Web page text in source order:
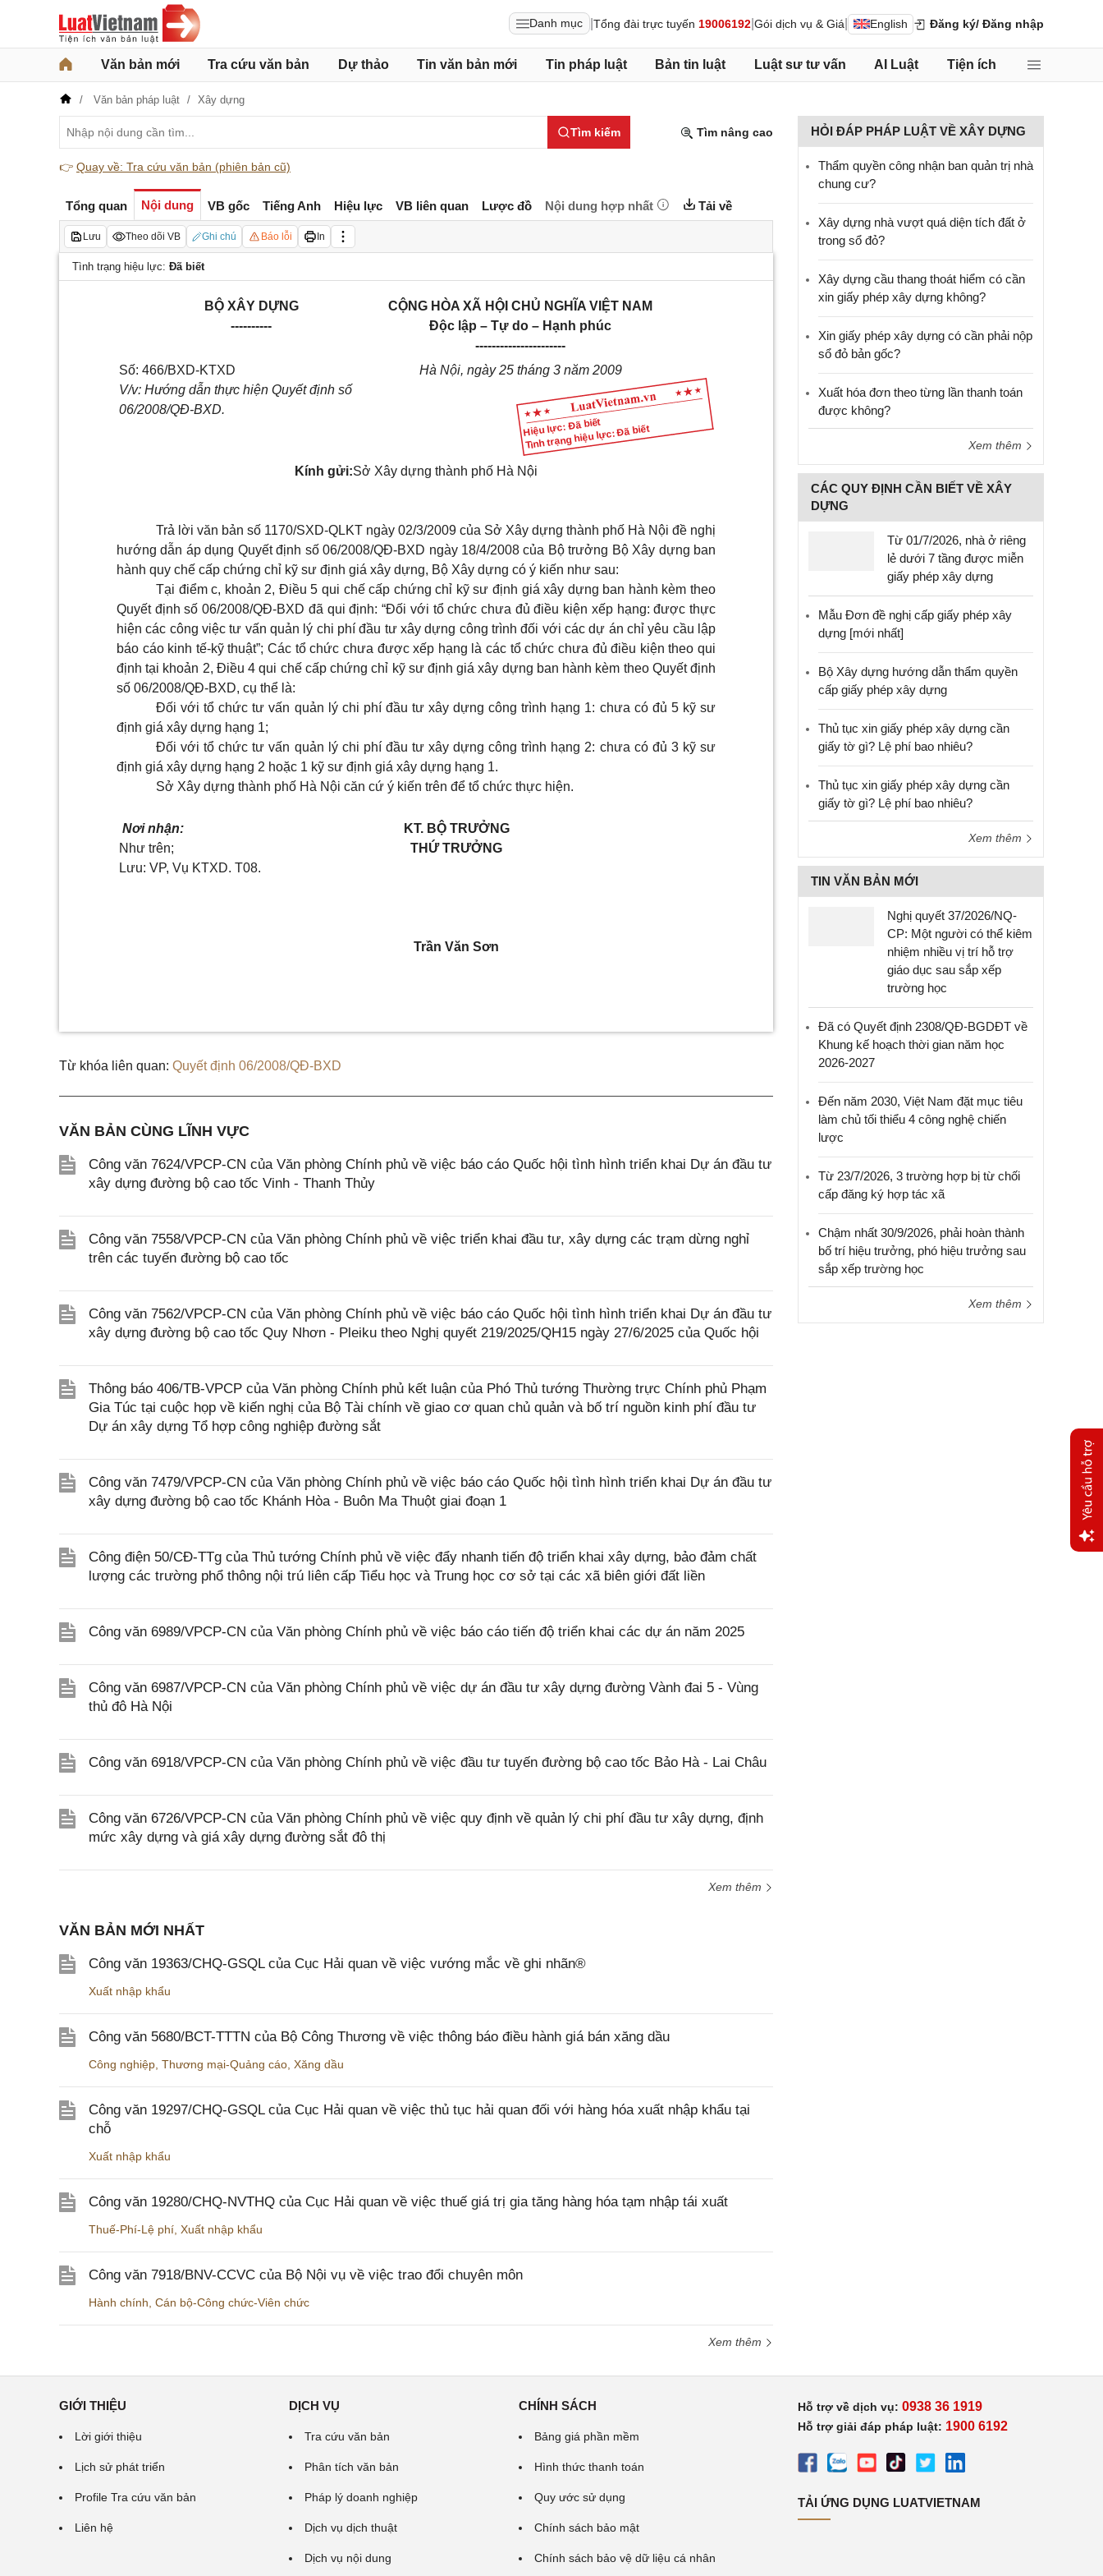
Danh mục Tổng đài trực tuyến 19006192 Gói dịch vụ & Giá English Đăng ký/ Đăng nhập
Văn bản mới Tra cứu văn bản Dự thảo Tin văn bản mới Tin pháp luật Bản tin luật Luật sư tư vấn AI Luật Tiện ích
Văn bản pháp luật Xây dựng
Tìm kiếm Tìm nâng cao
👉 Quay về: Tra cứu văn bản (phiên bản cũ)
Tổng quan Nội dung VB gốc Tiếng Anh Hiệu lực VB liên quan Lược đồ Nội dung hợp nhất Tải về
Lưu Theo dõi VB Ghi chú Báo lỗi In
Tình trạng hiệu lực: Đã biết
Hiệu lực: Đã biết
Tình trạng hiệu lực: Đã biết
BỘ XÂY DỰNG
----------
CỘNG HÒA XÃ HỘI CHỦ NGHĨA VIỆT NAM
Độc lập – Tự do – Hạnh phúc
----------------------
Số: 466/BXD-KTXD
V/v: Hướng dẫn thực hiện Quyết định số
06/2008/QĐ-BXD.
Hà Nội, ngày 25 tháng 3 năm 2009
Kính gửi:Sở Xây dựng thành phố Hà Nội
Trả lời văn bản số 1170/SXD-QLKT ngày 02/3/2009 của Sở Xây dựng thành phố Hà Nội đề nghị
hướng dẫn áp dụng Quyết định số 06/2008/QĐ-BXD ngày 18/4/2008 của Bộ trưởng Bộ Xây dựng ban
hành quy chế cấp chứng chỉ kỹ sư định giá xây dựng, Bộ Xây dựng có ý kiến như sau:
Tại điểm c, khoản 2, Điều 5 qui chế cấp chứng chỉ kỹ sư định giá xây dựng ban hành kèm theo
Quyết định số 06/2008/QĐ-BXD đã qui định: “Đối với tổ chức chưa đủ điều kiện xếp hạng: được thực
hiện các công việc tư vấn quản lý chi phí đầu tư xây dựng công trình đối với các dự án chỉ yêu cầu lập
báo cáo kinh tế-kỹ thuật”; Các tổ chức chưa được xếp hạng là các tổ chức chưa đủ điều kiện theo qui
định tại khoản 2, Điều 4 qui chế cấp chứng chỉ kỹ sư định giá xây dựng ban hành kèm theo Quyết định
số 06/2008/QĐ-BXD, cụ thể là:
Đối với tổ chức tư vấn quản lý chi phí đầu tư xây dựng công trình hạng 1: chưa có đủ 5 kỹ sư
định giá xây dựng hạng 1;
Đối với tổ chức tư vấn quản lý chi phí đầu tư xây dựng công trình hạng 2: chưa có đủ 3 kỹ sư
định giá xây dựng hạng 2 hoặc 1 kỹ sư định giá xây dựng hạng 1.
Sở Xây dựng thành phố Hà Nội căn cứ ý kiến trên để tổ chức thực hiện.
Nơi nhận:
Như trên;
Lưu: VP, Vụ KTXD. T08.
KT. BỘ TRƯỞNG
THỨ TRƯỞNG
Trần Văn Sơn
Từ khóa liên quan: Quyết định 06/2008/QĐ-BXD
VĂN BẢN CÙNG LĨNH VỰC
Công văn 7624/VPCP-CN của Văn phòng Chính phủ về việc báo cáo Quốc hội tình hình triển khai Dự án đầu tư
xây dựng đường bộ cao tốc Vinh - Thanh Thủy
Công văn 7558/VPCP-CN của Văn phòng Chính phủ về việc triển khai đầu tư, xây dựng các trạm dừng nghỉ
trên các tuyến đường bộ cao tốc
Công văn 7562/VPCP-CN của Văn phòng Chính phủ về việc báo cáo Quốc hội tình hình triển khai Dự án đầu tư
xây dựng đường bộ cao tốc Quy Nhơn - Pleiku theo Nghị quyết 219/2025/QH15 ngày 27/6/2025 của Quốc hội
Thông báo 406/TB-VPCP của Văn phòng Chính phủ kết luận của Phó Thủ tướng Thường trực Chính phủ Phạm
Gia Túc tại cuộc họp về kiến nghị của Bộ Tài chính về giao cơ quan chủ quản và bố trí nguồn kinh phí đầu tư
Dự án xây dựng Tổ hợp công nghiệp đường sắt
Công văn 7479/VPCP-CN của Văn phòng Chính phủ về việc báo cáo Quốc hội tình hình triển khai Dự án đầu tư
xây dựng đường bộ cao tốc Khánh Hòa - Buôn Ma Thuột giai đoạn 1
Công điện 50/CĐ-TTg của Thủ tướng Chính phủ về việc đẩy nhanh tiến độ triển khai xây dựng, bảo đảm chất
lượng các trường phổ thông nội trú liên cấp Tiểu học và Trung học cơ sở tại các xã biên giới đất liền
Công văn 6989/VPCP-CN của Văn phòng Chính phủ về việc báo cáo tiến độ triển khai các dự án năm 2025
Công văn 6987/VPCP-CN của Văn phòng Chính phủ về việc dự án đầu tư xây dựng đường Vành đai 5 - Vùng
thủ đô Hà Nội
Công văn 6918/VPCP-CN của Văn phòng Chính phủ về việc đầu tư tuyến đường bộ cao tốc Bảo Hà - Lai Châu
Công văn 6726/VPCP-CN của Văn phòng Chính phủ về việc quy định về quản lý chi phí đầu tư xây dựng, định
mức xây dựng và giá xây dựng đường sắt đô thị
Xem thêm
VĂN BẢN MỚI NHẤT
Công văn 19363/CHQ-GSQL của Cục Hải quan về việc vướng mắc về ghi nhãn®
Xuất nhập khẩu
Công văn 5680/BCT-TTTN của Bộ Công Thương về việc thông báo điều hành giá bán xăng dầu
Công nghiệp Thương mại-Quảng cáo Xăng dầu
Công văn 19297/CHQ-GSQL của Cục Hải quan về việc thủ tục hải quan đối với hàng hóa xuất nhập khẩu tại
chỗ
Xuất nhập khẩu
Công văn 19280/CHQ-NVTHQ của Cục Hải quan về việc thuế giá trị gia tăng hàng hóa tạm nhập tái xuất
Thuế-Phí-Lệ phí Xuất nhập khẩu
Công văn 7918/BNV-CCVC của Bộ Nội vụ về việc trao đổi chuyên môn
Hành chính Cán bộ-Công chức-Viên chức
Xem thêm
HỎI ĐÁP PHÁP LUẬT VỀ XÂY DỰNG
Thẩm quyền công nhận ban quản trị nhà
chung cư?
Xây dựng nhà vượt quá diện tích đất ở
trong sổ đỏ?
Xây dựng cầu thang thoát hiểm có cần
xin giấy phép xây dựng không?
Xin giấy phép xây dựng có cần phải nộp
sổ đỏ bản gốc?
Xuất hóa đơn theo từng lần thanh toán
được không?
Xem thêm
CÁC QUY ĐỊNH CẦN BIẾT VỀ XÂY
DỰNG
Từ 01/7/2026, nhà ở riêng
lẻ dưới 7 tầng được miễn
giấy phép xây dựng
Mẫu Đơn đề nghị cấp giấy phép xây
dựng [mới nhất]
Bộ Xây dựng hướng dẫn thẩm quyền
cấp giấy phép xây dựng
Thủ tục xin giấy phép xây dựng cần
giấy tờ gì? Lệ phí bao nhiêu?
Thủ tục xin giấy phép xây dựng cần
giấy tờ gì? Lệ phí bao nhiêu?
Xem thêm
TIN VĂN BẢN MỚI
Nghị quyết 37/2026/NQ-
CP: Một người có thể kiêm
nhiệm nhiều vị trí hỗ trợ
giáo dục sau sắp xếp
trường học
Đã có Quyết định 2308/QĐ-BGDĐT về
Khung kế hoạch thời gian năm học
2026-2027
Đến năm 2030, Việt Nam đặt mục tiêu
làm chủ tối thiểu 4 công nghệ chiến
lược
Từ 23/7/2026, 3 trường hợp bị từ chối
cấp đăng ký hợp tác xã
Chậm nhất 30/9/2026, phải hoàn thành
bố trí hiệu trưởng, phó hiệu trưởng sau
sắp xếp trường học
Xem thêm
GIỚI THIỆU
Lời giới thiệu
Lịch sử phát triển
Profile Tra cứu văn bản
Liên hệ
DỊCH VỤ
Tra cứu văn bản
Phân tích văn bản
Pháp lý doanh nghiệp
Dịch vụ dịch thuật
Dịch vụ nội dung
CHÍNH SÁCH
Bảng giá phần mềm
Hình thức thanh toán
Quy ước sử dụng
Chính sách bảo mật
Chính sách bảo vệ dữ liệu cá nhân
Hỗ trợ về dịch vụ: 0938 36 1919
Hỗ trợ giải đáp pháp luật: 1900 6192
TẢI ỨNG DỤNG LUATVIETNAM